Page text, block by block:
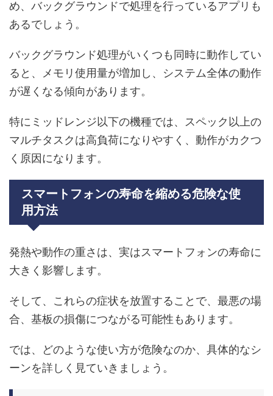
め、バックグラウンドで処理を行っているアプリも
あるでしょう。
バックグラウンド処理がいくつも同時に動作してい
ると、メモリ使用量が増加し、システム全体の動作
が遅くなる傾向があります。
特にミッドレンジ以下の機種では、スペック以上の
マルチタスクは高負荷になりやすく、動作がカクつ
く原因になります。
スマートフォンの寿命を縮める危険な使
用方法
発熱や動作の重さは、実はスマートフォンの寿命に
大きく影響します。
そして、これらの症状を放置することで、最悪の場
合、基板の損傷につながる可能性もあります。
では、どのような使い方が危険なのか、具体的なシ
ーンを詳しく見ていきましょう。